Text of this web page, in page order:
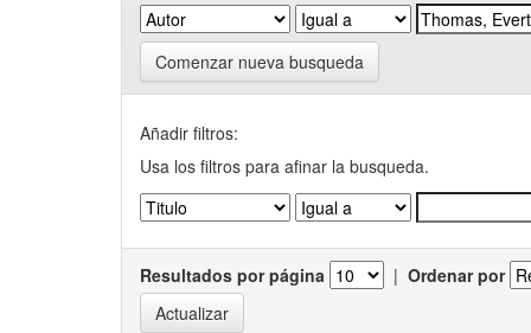
Comenzar nueva busqueda
Añadir filtros:
Usa los filtros para afinar la busqueda.
Resultados por página | Ordenar por